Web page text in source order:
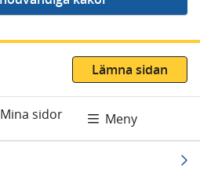
Lämna sidan
Mina sidor Meny